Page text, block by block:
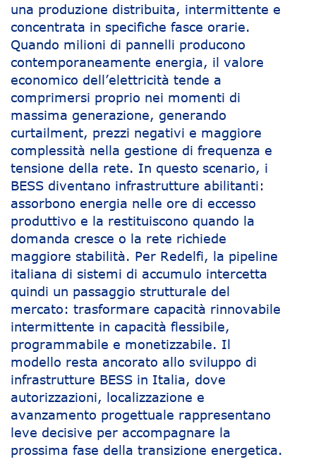
una produzione distribuita, intermittente e
concentrata in specifiche fasce orarie.
Quando milioni di pannelli producono
contemporaneamente energia, il valore
economico dell’elettricità tende a
comprimersi proprio nei momenti di
massima generazione, generando
curtailment, prezzi negativi e maggiore
complessità nella gestione di frequenza e
tensione della rete. In questo scenario, i
BESS diventano infrastrutture abilitanti:
assorbono energia nelle ore di eccesso
produttivo e la restituiscono quando la
domanda cresce o la rete richiede
maggiore stabilità. Per Redelfi, la pipeline
italiana di sistemi di accumulo intercetta
quindi un passaggio strutturale del
mercato: trasformare capacità rinnovabile
intermittente in capacità flessibile,
programmabile e monetizzabile. Il
modello resta ancorato allo sviluppo di
infrastrutture BESS in Italia, dove
autorizzazioni, localizzazione e
avanzamento progettuale rappresentano
leve decisive per accompagnare la
prossima fase della transizione energetica.